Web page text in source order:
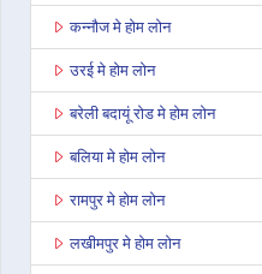
कन्नौज मे होम लोन
उरई मे होम लोन
बरेली बदायूं रोड मे होम लोन
बलिया मे होम लोन
रामपुर मे होम लोन
लखीमपुर मे होम लोन